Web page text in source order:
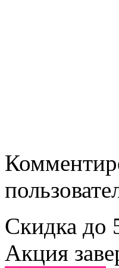
Скидка до
Акция